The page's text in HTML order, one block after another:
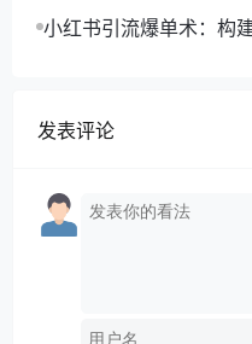
取+合规运营+商业转化
小红书引流爆单术：构
发表评论